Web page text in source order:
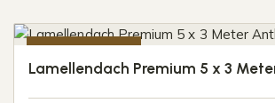
Lamellendach Premium 5 x 3